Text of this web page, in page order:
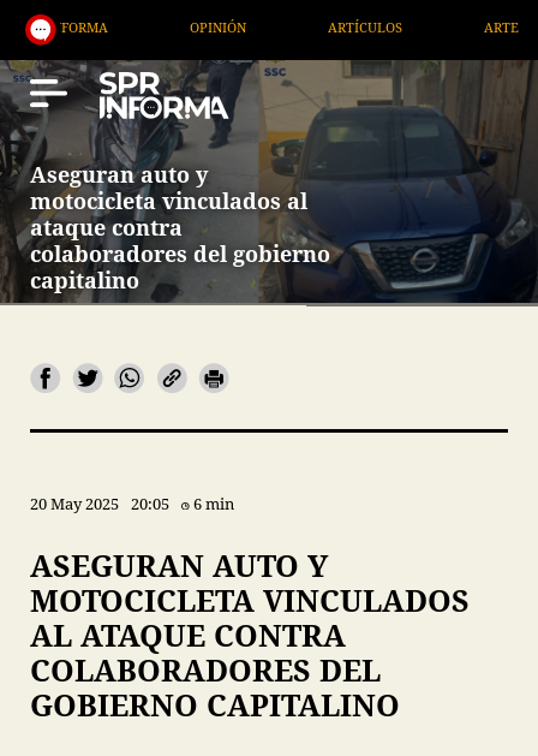
ARTE /
Aseguran auto y
motocicleta vinculados al
ataque contra
colaboradores del gobierno
capitalino
20 May 2025 20:05 6 min
ASEGURAN AUTO Y
MOTOCICLETA VINCULADOS
AL ATAQUE CONTRA
COLABORADORES DEL
GOBIERNO CAPITALINO